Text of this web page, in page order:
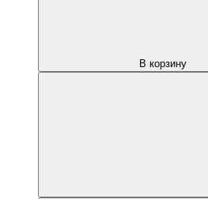
В корзину